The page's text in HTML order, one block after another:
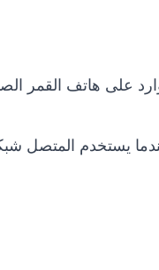
على هاتف القمر
يستخدم المتصل